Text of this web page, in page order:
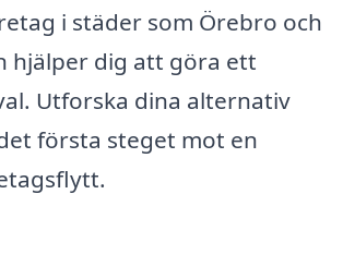
i städer som Örebro och
hjälper dig att göra ett
Utforska dina alternativ
första steget mot en